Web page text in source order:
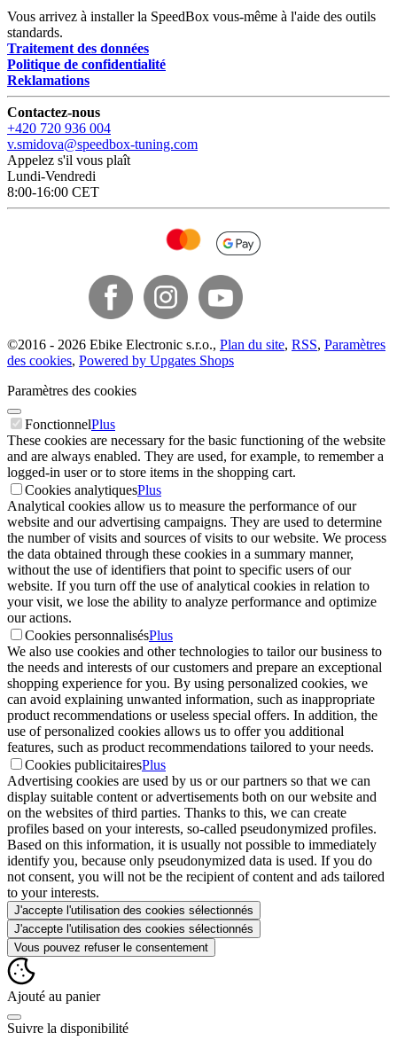
Vous arrivez à installer la SpeedBox vous-même à l'aide des outils
standards.
Traitement des données
Politique de confidentialité
Reklamations
Contactez-nous
+420 720 936 004
v.smidova@speedbox-tuning.com
Appelez s'il vous plaît
Lundi-Vendredi
8:00-16:00 CET
©2016 - 2026 Ebike Electronic s.r.o., Plan du site, RSS, Paramètres
des cookies, Powered by Upgates Shops
Paramètres des cookies
FonctionnelPlus
These cookies are necessary for the basic functioning of the website
and are always enabled. They are used, for example, to remember a
logged-in user or to store items in the shopping cart.
Cookies analytiquesPlus
Analytical cookies allow us to measure the performance of our
website and our advertising campaigns. They are used to determine
the number of visits and sources of visits to our website. We process
the data obtained through these cookies in a summary manner,
without the use of identifiers that point to specific users of our
website. If you turn off the use of analytical cookies in relation to
your visit, we lose the ability to analyze performance and optimize
our actions.
Cookies personnalisésPlus
We also use cookies and other technologies to tailor our business to
the needs and interests of our customers and prepare an exceptional
shopping experience for you. By using personalized cookies, we
can avoid explaining unwanted information, such as inappropriate
product recommendations or useless special offers. In addition, the
use of personalized cookies allows us to offer you additional
features, such as product recommendations tailored to your needs.
Cookies publicitairesPlus
Advertising cookies are used by us or our partners so that we can
display suitable content or advertisements both on our website and
on the websites of third parties. Thanks to this, we can create
profiles based on your interests, so-called pseudonymized profiles.
Based on this information, it is usually not possible to immediately
identify you, because only pseudonymized data is used. If you do
not consent, you will not be the recipient of content and ads tailored
to your interests.
J'accepte l'utilisation des cookies sélectionnés
J'accepte l'utilisation des cookies sélectionnés
Vous pouvez refuser le consentement
Ajouté au panier
Suivre la disponibilité